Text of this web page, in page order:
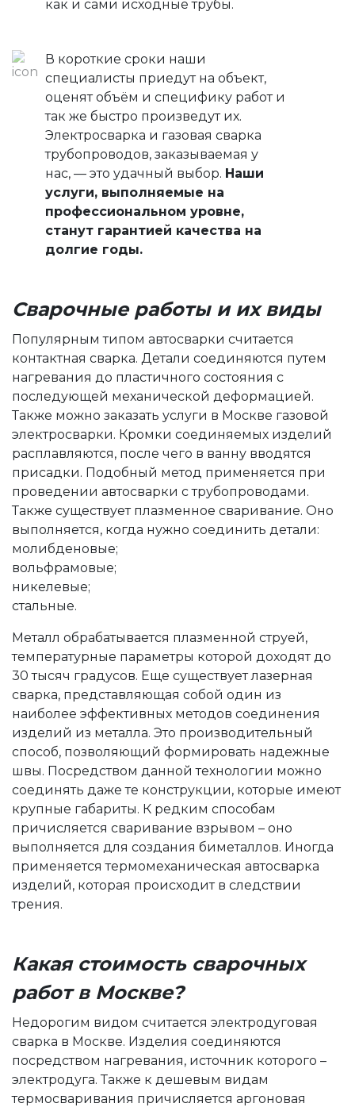
как и сами исходные трубы.
В короткие сроки наши
специалисты приедут на объект,
оценят объём и специфику работ и
так же быстро произведут их.
Электросварка и газовая сварка
трубопроводов, заказываемая у
нас, — это удачный выбор. Наши
услуги, выполняемые на
профессиональном уровне,
станут гарантией качества на
долгие годы.
Сварочные работы и их виды
Популярным типом автосварки считается
контактная сварка. Детали соединяются путем
нагревания до пластичного состояния с
последующей механической деформацией.
Также можно заказать услуги в Москве газовой
электросварки. Кромки соединяемых изделий
расплавляются, после чего в ванну вводятся
присадки. Подобный метод применяется при
проведении автосварки с трубопроводами.
Также существует плазменное сваривание. Оно
выполняется, когда нужно соединить детали:
молибденовые;
вольфрамовые;
никелевые;
стальные.
Металл обрабатывается плазменной струей,
температурные параметры которой доходят до
30 тысяч градусов. Еще существует лазерная
сварка, представляющая собой один из
наиболее эффективных методов соединения
изделий из металла. Это производительный
способ, позволяющий формировать надежные
швы. Посредством данной технологии можно
соединять даже те конструкции, которые имеют
крупные габариты. К редким способам
причисляется сваривание взрывом – оно
выполняется для создания биметаллов. Иногда
применяется термомеханическая автосварка
изделий, которая происходит в следствии
трения.
Какая стоимость сварочных
работ в Москве?
Недорогим видом считается электродуговая
сварка в Москве. Изделия соединяются
посредством нагревания, источник которого –
электродуга. Также к дешевым видам
термосваривания причисляется аргоновая